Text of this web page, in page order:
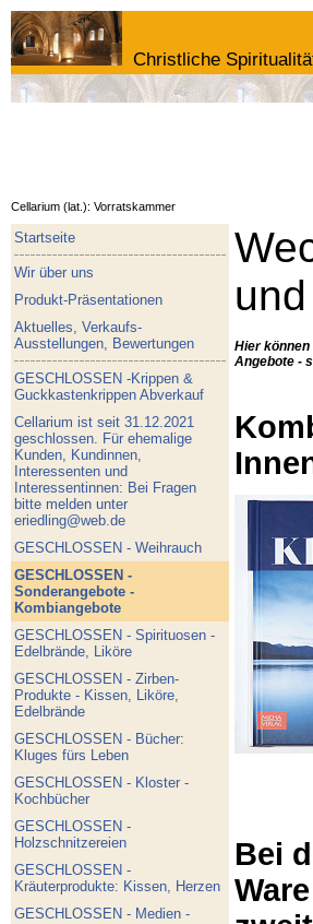
Christliche
Cellarium (lat.): Vorratskammer
Startseite
Wir über uns
Produkt-Präsentationen
Aktuelles, Verkaufs-
Ausstellungen, Bewertungen
GESCHLOSSEN -Krippen &
Guckkastenkrippen Abverkauf
Cellarium ist seit 31.12.2021
geschlossen. Für ehemalige
Kunden, Kundinnen,
Interessenten und
Interessentinnen: Bei Fragen
bitte melden unter
eriedling@web.de
GESCHLOSSEN - Weihrauch
GESCHLOSSEN -
Sonderangebote -
Kombiangebote
GESCHLOSSEN - Spirituosen -
Edelbrände, Liköre
GESCHLOSSEN - Zirben-
Produkte - Kissen, Liköre,
Edelbrände
GESCHLOSSEN - Bücher:
Kluges fürs Leben
GESCHLOSSEN - Kloster -
Kochbücher
GESCHLOSSEN -
Holzschnitzereien
GESCHLOSSEN -
Kräuterprodukte: Kissen, Herzen
GESCHLOSSEN - Medien -
Hier
Angebote -
Bei